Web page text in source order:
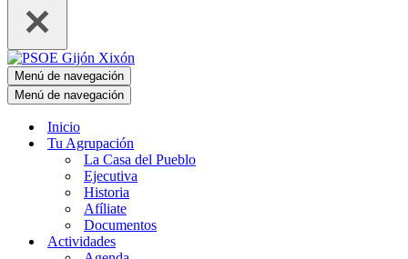
Menú de navegación
Menú de navegación
Inicio
Tu Agrupación
La Casa del Pueblo
Ejecutiva
Historia
Afíliate
Documentos
Actividades